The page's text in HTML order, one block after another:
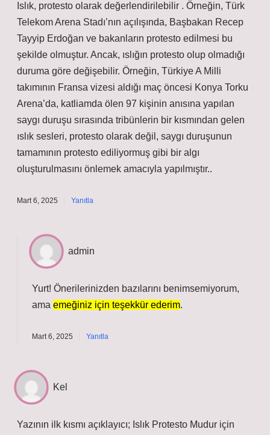
Islık, protesto olarak değerlendirilebilir . Örneğin, Türk
Telekom Arena Stadı’nın açılışında, Başbakan Recep
Tayyip Erdoğan ve bakanların protesto edilmesi bu
şekilde olmuştur. Ancak, ıslığın protesto olup olmadığı
duruma göre değişebilir. Örneğin, Türkiye A Milli
takımının Fransa vizesi aldığı maç öncesi Konya Torku
Arena’da, katliamda ölen 97 kişinin anısına yapılan
saygı duruşu sırasında tribünlerin bir kısmından gelen
ıslık sesleri, protesto olarak değil, saygı duruşunun
tamamının protesto ediliyormuş gibi bir algı
oluşturulmasını önlemek amacıyla yapılmıştır..
Mart 6, 2025 Yanıtla
admin
Yurt! Önerilerinizden bazılarını benimsemiyorum,
ama emeğiniz için teşekkür ederim.
Mart 6, 2025 Yanıtla
Kel
Yazının ilk kısmı açıklayıcı; Islık Protesto Mudur için